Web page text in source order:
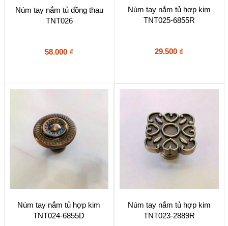
Núm tay nắm tủ đồng thau
TNT026
58.000 ₫
Núm tay nắm tủ hợp kim
TNT025-6855R
29.500 ₫
Núm tay nắm tủ hợp kim
TNT024-6855D
Núm tay nắm tủ hợp kim
TNT023-2889R